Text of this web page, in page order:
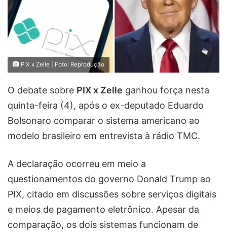
PIX x Zelle | Foto: Reprodução
O debate sobre PIX x Zelle ganhou força nesta
quinta-feira (4), após o ex-deputado Eduardo
Bolsonaro comparar o sistema americano ao
modelo brasileiro em entrevista à rádio TMC.
A declaração ocorreu em meio a
questionamentos do governo Donald Trump ao
PIX, citado em discussões sobre serviços digitais
e meios de pagamento eletrônico. Apesar da
comparação, os dois sistemas funcionam de